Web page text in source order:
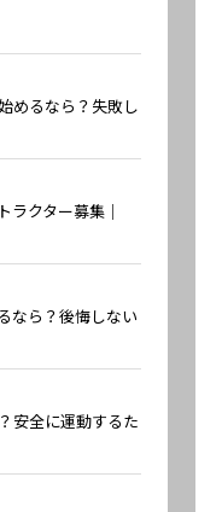
めるなら？失敗し
ラクター募集｜
なら？後悔しない
安全に運動するた